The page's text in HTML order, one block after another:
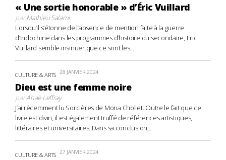
« Une sortie honorable » d’Éric Vuillard
parMathieu Salami
Lorsqu’il s’étonne de l’absence de mention faite à la guerre
d’Indochine dans les programmes d’histoire du secondaire, Eric
Vuillard semble insinuer que ce sont les...
CULTURE & ARTS 28 JANVIER 2024
Dieu est une femme noire
parAnaë Leffray
J’ai récemment lu Sorcières de Mona Chollet. Outre le fait que ce
livre est divin, il est également truffé de références artistiques,
littéraires et universitaires. Dans sa conclusion,...
CULTURE & ARTS 27 JANVIER 2024